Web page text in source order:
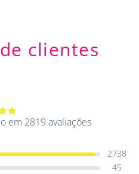
clientes
em 2819 avaliações
2738
45